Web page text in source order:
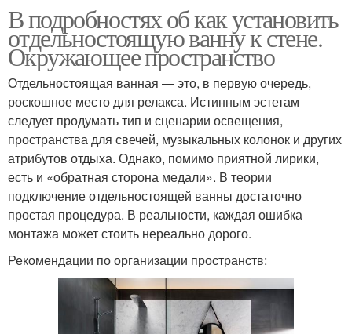
В подробностях об как установить
отдельностоящую ванну к стене.
Окружающее пространство
Отдельностоящая ванная — это, в первую очередь,
роскошное место для релакса. Истинным эстетам
следует продумать тип и сценарии освещения,
пространства для свечей, музыкальных колонок и других
атрибутов отдыха. Однако, помимо приятной лирики,
есть и «обратная сторона медали». В теории
подключение отдельностоящей ванны достаточно
простая процедура. В реальности, каждая ошибка
монтажа может стоить нереально дорого.
Рекомендации по организации пространств: